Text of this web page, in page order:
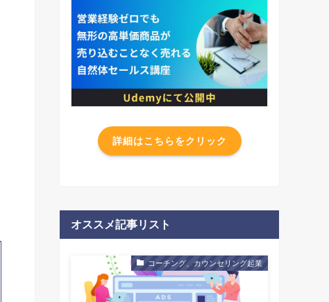
詳細はこちらをクリック
オススメ記事リスト
コーチング、カウンセリング起業